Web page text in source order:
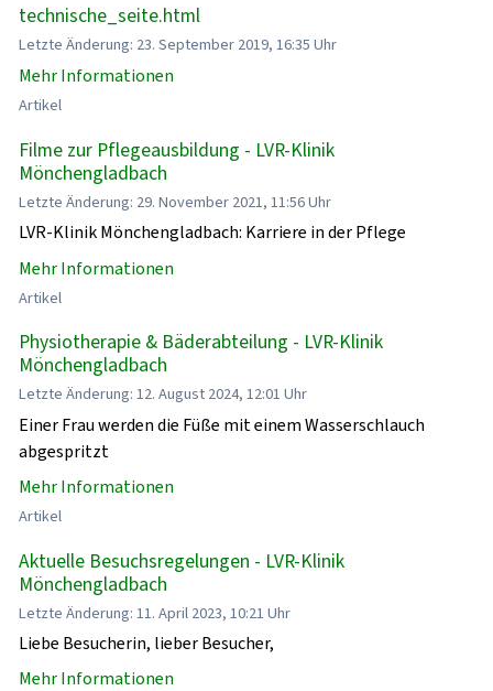
technische_seite.html
Letzte Änderung: 23. September 2019, 16:35 Uhr
Mehr Informationen
Artikel
Filme zur Pflegeausbildung - LVR-Klinik
Mönchengladbach
Letzte Änderung: 29. November 2021, 11:56 Uhr
LVR-Klinik Mönchengladbach: Karriere in der Pflege
Mehr Informationen
Artikel
Physiotherapie & Bäderabteilung - LVR-Klinik
Mönchengladbach
Letzte Änderung: 12. August 2024, 12:01 Uhr
Einer Frau werden die Füße mit einem Wasserschlauch
abgespritzt
Mehr Informationen
Artikel
Aktuelle Besuchsregelungen - LVR-Klinik
Mönchengladbach
Letzte Änderung: 11. April 2023, 10:21 Uhr
Liebe Besucherin, lieber Besucher,
Mehr Informationen